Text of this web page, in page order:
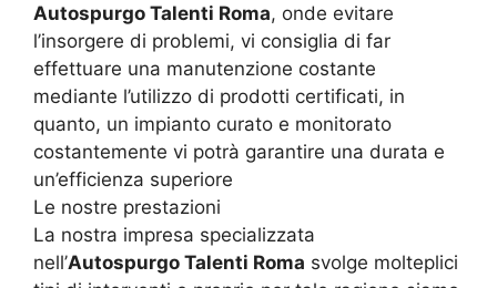
Autospurgo Talenti Roma, onde evitare
l’insorgere di problemi, vi consiglia di far
effettuare una manutenzione costante
mediante l’utilizzo di prodotti certificati, in
quanto, un impianto curato e monitorato
costantemente vi potrà garantire una durata e
un’efficienza superiore
Le nostre prestazioni
La nostra impresa specializzata
nell’Autospurgo Talenti Roma svolge molteplici